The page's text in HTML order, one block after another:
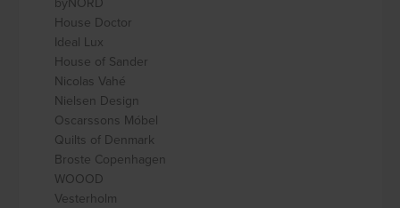
House Doctor
Ideal Lux
House of Sander
Nicolas Vahé
Nielsen Design
Oscarssons Móbel
Quilts of Denmark
Broste Copenhagen
WOOOD
Vesterholm